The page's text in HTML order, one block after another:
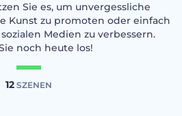
Sie es, um unvergessliche
Kunst zu promoten oder einfach
Medien zu verbessern.
noch heute los!
12 SZENEN